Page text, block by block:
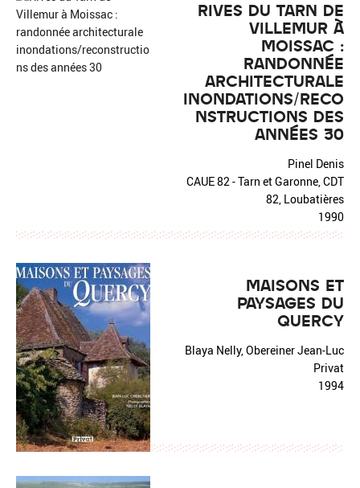
RIVES DU TARN DE
VILLEMUR À
MOISSAC :
RANDONNÉE
ARCHITECTURALE
INONDATIONS/RECO
NSTRUCTIONS DES
ANNÉES 30
Pinel Denis
CAUE 82 - Tarn et Garonne, CDT
82, Loubatières
1990
MAISONS ET
PAYSAGES DU
QUERCY
Blaya Nelly, Obereiner Jean-Luc
Privat
1994